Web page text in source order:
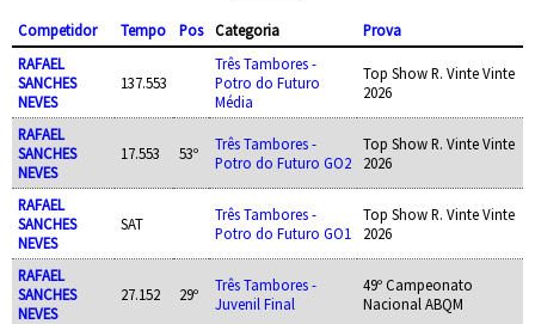
Competidor Tempo Pos Categoria
Prova
RAFAEL
SANCHES
NEVES
137.553
Três Tambores -
Potro do Futuro
Média
Top Show R. Vinte Vinte
2026
RAFAEL
SANCHES
NEVES
17.553 53º
Três Tambores -
Potro do Futuro GO2
Top Show R. Vinte Vinte
2026
RAFAEL
SANCHES
NEVES
SAT
Três Tambores -
Potro do Futuro GO1
Top Show R. Vinte Vinte
2026
RAFAEL
SANCHES
NEVES
27.152 29º
Três Tambores -
Juvenil Final
49º Campeonato
Nacional ABQM